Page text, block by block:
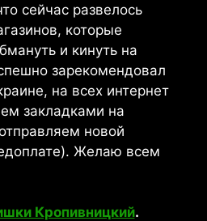
сейчас развелось
которые
и кинуть на
зарекомендовал
на всех интернет
закладками на
новой
Желаю всем
Кропивницкий.